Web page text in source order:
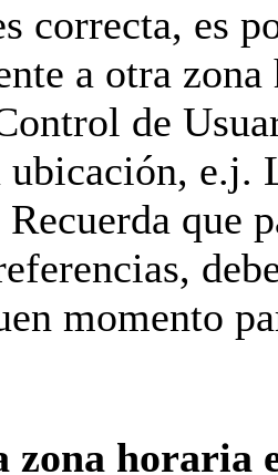
correcta, es
a otra
de
ubicación, e.j.
que
momento
zona horaria